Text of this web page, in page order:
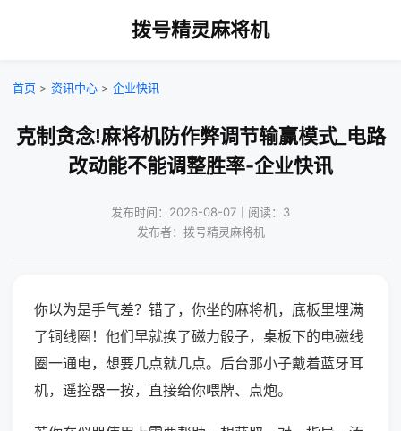
拨号精灵麻将机
首页 > 资讯中心 > 企业快讯
克制贪念!麻将机防作弊调节输赢模式_电路
改动能不能调整胜率-企业快讯
发布时间：2026-08-07｜阅读：3
发布者：拨号精灵麻将机
你以为是手气差？错了，你坐的麻将机，底板里埋满
了铜线圈！他们早就换了磁力骰子，桌板下的电磁线
圈一通电，想要几点就几点。后台那小子戴着蓝牙耳
机，遥控器一按，直接给你喂牌、点炮。